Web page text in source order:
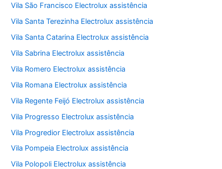
Vila São Francisco Electrolux assistência
Vila Santa Terezinha Electrolux assistência
Vila Santa Catarina Electrolux assistência
Vila Sabrina Electrolux assistência
Vila Romero Electrolux assistência
Vila Romana Electrolux assistência
Vila Regente Feijó Electrolux assistência
Vila Progresso Electrolux assistência
Vila Progredior Electrolux assistência
Vila Pompeia Electrolux assistência
Vila Polopoli Electrolux assistência